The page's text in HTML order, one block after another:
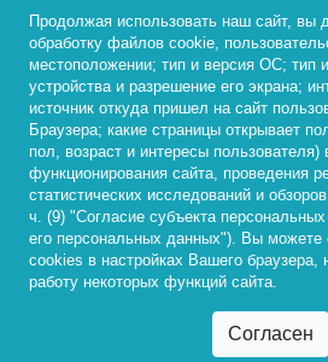
http://www.minobrnauki.gov.ru/
Министерство просвещения РФ
https://edu.gov.ru/
Федеральный портал
http://www.edu.ru/
© 2026, ФГБОУ ВО
университет»
Продолжая использовать наш сайт, вы
обработку файлов cookie,
местоположении; тип и версия ОС; тип
устройства и разрешение его экрана;
источник откуда пришел на сайт
Браузера; какие страницы открывает
пол, возраст и интересы пользователя)
функционирования сайта, проведения
статистических исследований и
ч. (9) "Согласие субъекта
его персональных данных"). Вы
cookies в настройках Вашего браузера,
работу некоторых функций сайта.